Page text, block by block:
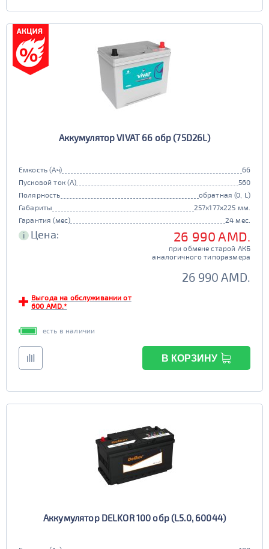
Аккумулятор VIVAT 66 обр (75D26L)
Емкость (Ач)
66
Пусковой ток (А)
560
Полярность
обратная (0, L)
Габариты
257x177x225 мм.
Гарантия (мес)
24 мес.
i Цена: 26 990 AMD.
при обмене старой АКБ
аналогичного типоразмера
26 990 AMD.
Выгода на обслуживании от
600 AMD.*
есть в наличии
В КОРЗИНУ
Аккумулятор DELKOR 100 обр (L5.0, 60044)